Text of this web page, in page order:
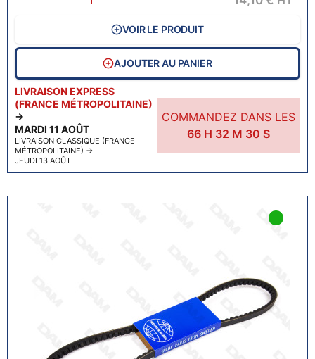
LIVRAISON EXPRESS
(FRANCE MÉTROPOLITAINE)
→
MARDI 11 AOÛT
LIVRAISON CLASSIQUE (FRANCE
MÉTROPOLITAINE) →
JEUDI 13 AOÛT
COMMANDEZ DANS LES
66 H 32 M 29 S
VOIR LE PRODUIT
AJOUTER AU PANIER